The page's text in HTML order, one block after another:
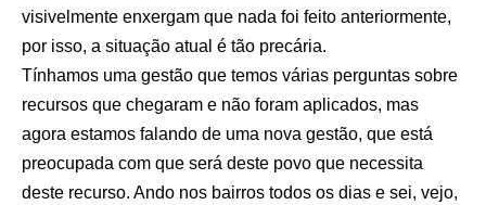
visivelmente enxergam que nada foi feito anteriormente,
por isso, a situação atual é tão precária.
Tínhamos uma gestão que temos várias perguntas sobre
recursos que chegaram e não foram aplicados, mas
agora estamos falando de uma nova gestão, que está
preocupada com que será deste povo que necessita
deste recurso. Ando nos bairros todos os dias e sei, vejo,